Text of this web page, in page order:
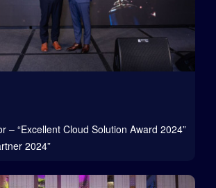
– “Excellent Cloud Solution Award 2024”
2024”